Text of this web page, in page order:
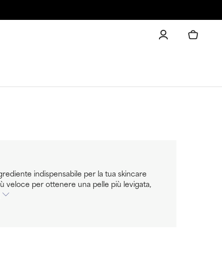
indispensabile per la tua skincare
veloce per ottenere una pelle più levigata,